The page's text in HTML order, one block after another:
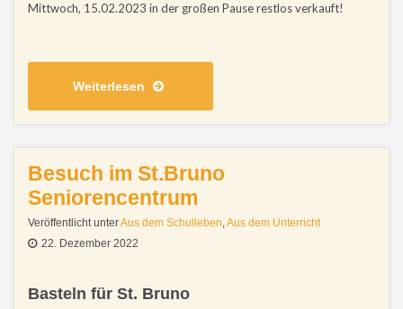
Mittwoch, 15.02.2023 in der großen Pause restlos verkauft!
Weiterlesen
Besuch im St.Bruno
Seniorencentrum
Veröffentlicht unterAus dem Schulleben,Aus dem Unterricht
22. Dezember 2022
Basteln für St. Bruno